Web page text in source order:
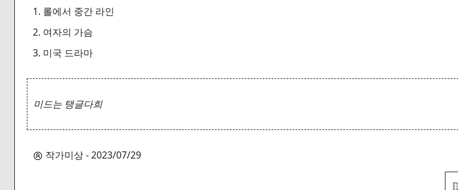
1. 롤에서 중간 라인
2. 여자의 가슴
3. 미국 드라마
미드는 탱글다희
작가미상 - 2023/07/29